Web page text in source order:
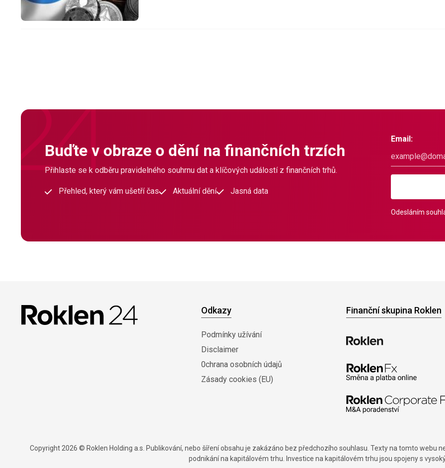
Buďte v obraze o dění na finančních trzích
Přihlaste se k odběru pravidelného souhrnu dat a klíčových událostí z finančních trhů.
Přehled, který vám ušetří čas Aktuální dění Jasná data
Email:
Odesláním
Odkazy
Podmínky užívání
Disclaimer
0chrana osobních údajů
Zásady cookies (EU)
Finanční skupina Roklen
Copyright 2026 © Roklen Holding a.s. Publikování, nebo šíření obsahu je zakázáno bez předchozího souhlasu. Texty na tomto webu
podnikání na kapitálovém trhu. Investice na kapitálovém trhu jsou spojeny s